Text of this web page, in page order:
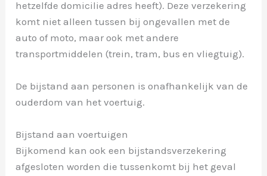
hetzelfde domicilie adres heeft). Deze verzekering
komt niet alleen tussen bij ongevallen met de
auto of moto, maar ook met andere
transportmiddelen (trein, tram, bus en vliegtuig).
De bijstand aan personen is onafhankelijk van de
ouderdom van het voertuig.
Bijstand aan voertuigen
Bijkomend kan ook een bijstandsverzekering
afgesloten worden die tussenkomt bij het geval